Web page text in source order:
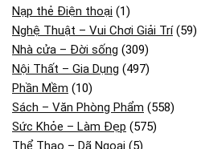
Nạp thẻ Điện thoại (1)
Nghệ Thuật – Vui Chơi Giải Trí(59)
Nhà cửa – Đời sống (309)
Nội Thất – Gia Dụng (497)
Phần Mềm (10)
Sách – Văn Phòng Phẩm (558)
Sức Khỏe – Làm Đẹp (575)
Thể Thao – Dã Ngoại (5)